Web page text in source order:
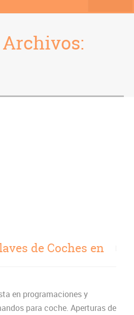
de Coches en
en programaciones y
para coche. Aperturas de